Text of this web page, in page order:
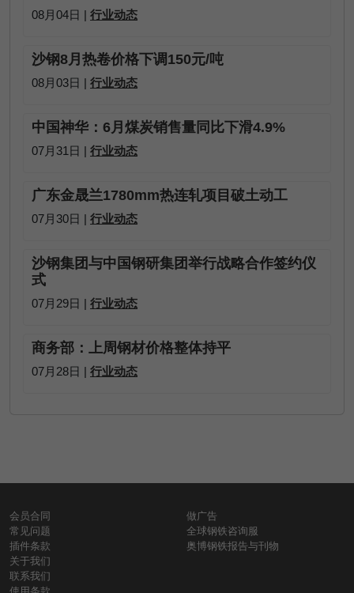
08月04日 | 行业动态
沙钢8月热卷价格下调150元/吨
08月03日 | 行业动态
中国神华：6月煤炭销售量同比下滑4.9%
07月31日 | 行业动态
广东金晟兰1780mm热连轧项目破土动工
07月30日 | 行业动态
沙钢集团与中国钢研集团举行战略合作签约仪
式
07月29日 | 行业动态
商务部：上周钢材价格整体持平
07月28日 | 行业动态
会员合同
常见问题
插件条款
关于我们
联系我们
做广告
全球钢铁咨询服
奥博钢铁报告与刊物